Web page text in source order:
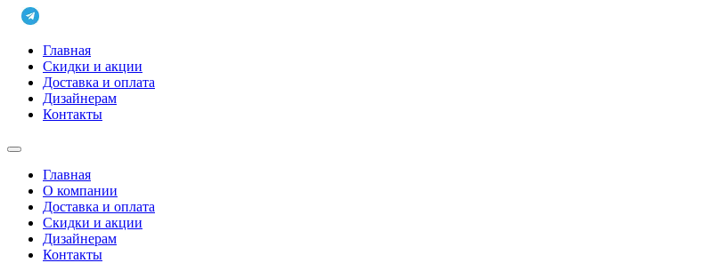
Главная
Скидки и акции
Доставка и оплата
Дизайнерам
Контакты
Главная
О компании
Доставка и оплата
Скидки и акции
Дизайнерам
Контакты